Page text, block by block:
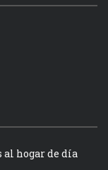
al hogar de día